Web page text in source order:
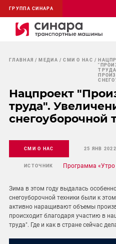
ГРУППА СИНАРА
ГЛАВНАЯ МЕДИА СМИ О НАС
Нацпроект
труда".
снегоуборочной
СМИ О НАС 25 ЯНВ 2022
ИСТОЧНИК Программа «Утро
Зима в этом году выдалась
снегоуборочной техники были к
активно наращивают объемы
происходит благодаря участию в
труда". Где и как в стране сейчас